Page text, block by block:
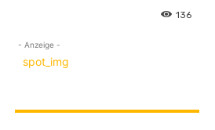
136
- Anzeige -